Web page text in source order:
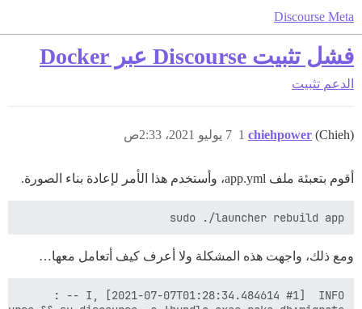
Discourse Meta
فشل تثبيت Discourse عبر Docker
الدعم تثبيت
chiehpower (Chieh) 7 يوليو 2021، 2:33ص 1
أقوم بتعبئة ملف app.yml، وأستخدم هذا الأمر لإعادة بناء الصورة.
sudo ./launcher rebuild app
ومع ذلك، واجهت هذه المشكلة ولا أعرف كيف أتعامل معها…